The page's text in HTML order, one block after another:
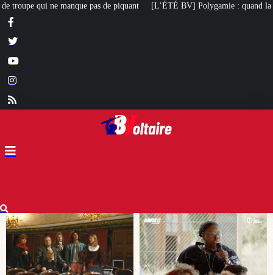
[L’ÉTÉ BV] Polygamie : quand la vérité sort de la bouche d’une